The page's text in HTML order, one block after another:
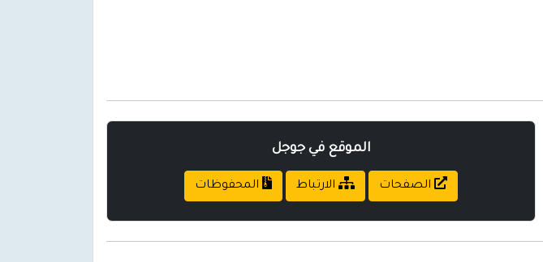
الموقع في جوجل
الصفحات الارتباط المحفوظات